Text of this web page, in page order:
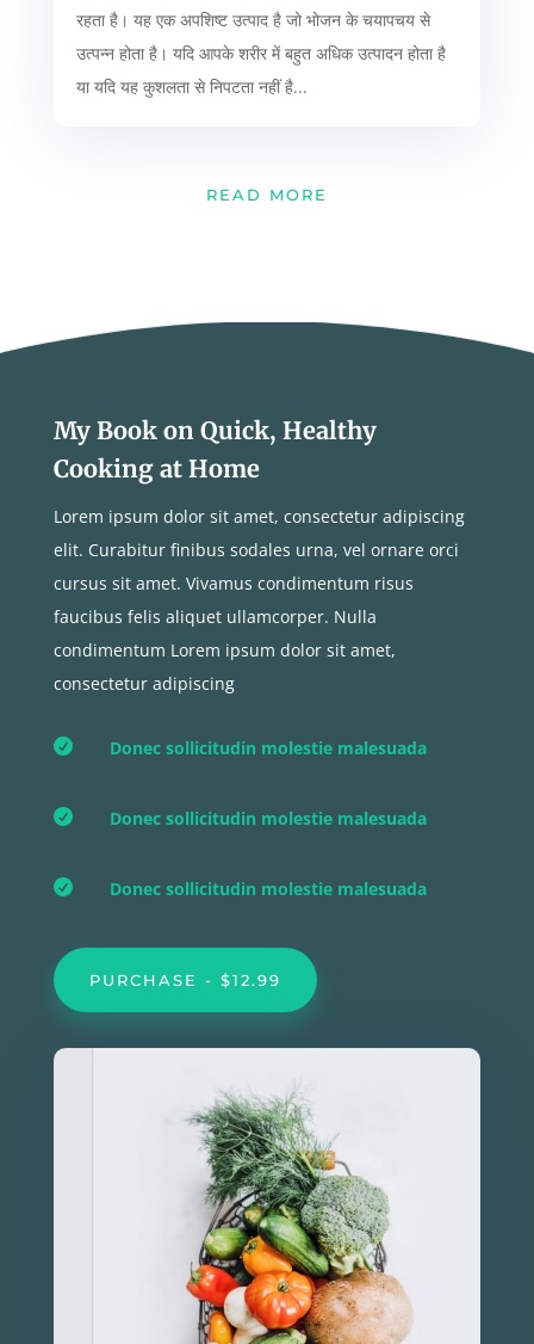
रहता है। यह एक अपशिष्ट उत्पाद है जो भोजन के चयापचय से
उत्पन्न होता है। यदि आपके शरीर में बहुत अधिक उत्पादन होता है
या यदि यह कुशलता से निपटता नहीं है...
READ MORE
My Book on Quick, Healthy
Cooking at Home
Lorem ipsum dolor sit amet, consectetur adipiscing
elit. Curabitur finibus sodales urna, vel ornare orci
cursus sit amet. Vivamus condimentum risus
faucibus felis aliquet ullamcorper. Nulla
condimentum Lorem ipsum dolor sit amet,
consectetur adipiscing
 Donec sollicitudin molestie malesuada
 Donec sollicitudin molestie malesuada
 Donec sollicitudin molestie malesuada
PURCHASE - $12.99